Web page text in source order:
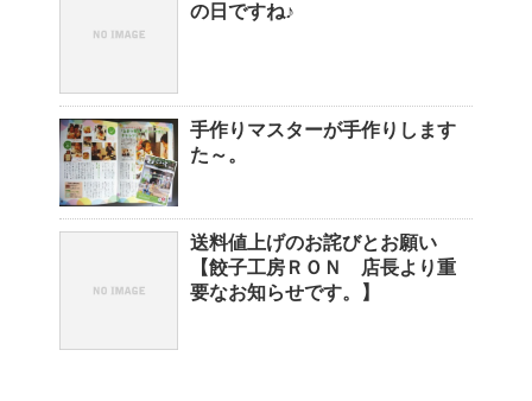
の日ですね♪
手作りマスターが手作りします
た～。
送料値上げのお詫びとお願い
【餃子工房ＲＯＮ 店長より重
要なお知らせです。】